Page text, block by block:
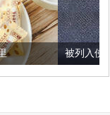
家七宝的它到底有多